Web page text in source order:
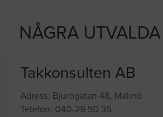
NÅGRA
Takkonsulten AB
Adress: Bjurögatan 48, Malmö
Telefon: 040-29 50 35